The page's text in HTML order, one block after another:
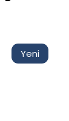
Yeni